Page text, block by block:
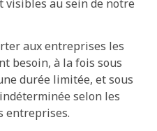
au sein de notre
aux entreprises les
besoin, à la fois sous
durée limitée, et sous
selon les
entreprises.